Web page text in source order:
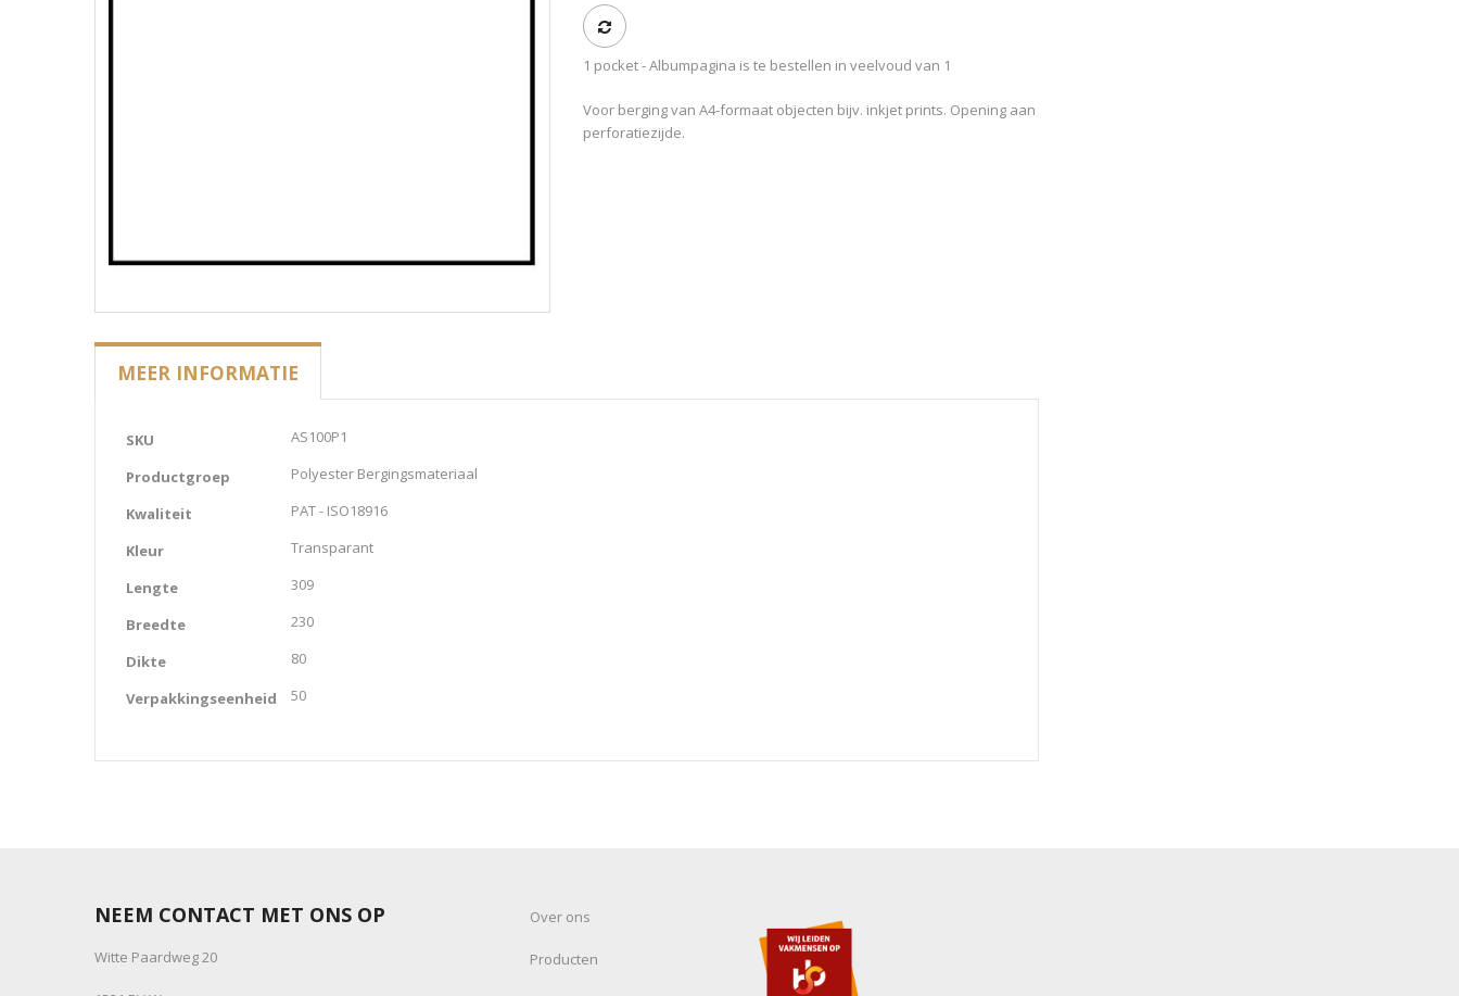
1 pocket - Albumpagina is te bestellen in veelvoud van 1
Voor berging van A4-formaat objecten bijv. inkjet prints. Opening aan
perforatiezijde.
MEER INFORMATIE
SKU AS100P1
Productgroep Polyester Bergingsmateriaal
Kwaliteit PAT - ISO18916
Kleur Transparant
Lengte 309
Breedte 230
Dikte 80
Verpakkingseenheid 50
NEEM CONTACT MET ONS OP
Witte Paardweg 20
Over ons
Producten